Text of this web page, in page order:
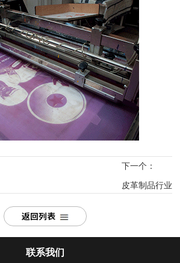
下一个：
皮革制品行业
返回列表
联系我们